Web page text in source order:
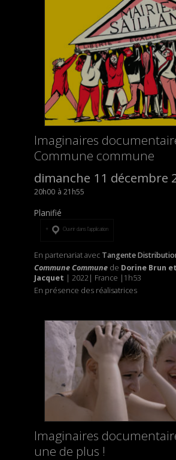
Imaginaires
Commune commune
dimanche 11 décembre
20h00 21h55
Planifié
Ouvrir dans l’application
En partenariat avec Tangente
Commune Commune de Dorine Brun
Jacquet | 2022| France |1h53
En présence des réalisatrices
Imaginaires
une de plus !